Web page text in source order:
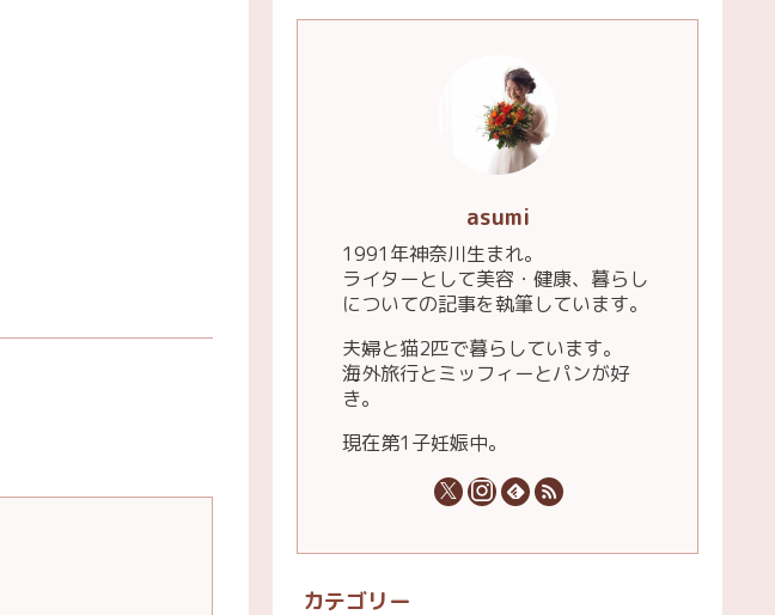
asumi
1991年神奈川生まれ。
ライターとして美容・健康、暮らし
についての記事を執筆しています。
夫婦と猫2匹で暮らしています。
海外旅行とミッフィーとパンが好
き。
現在第1子妊娠中。
カテゴリー